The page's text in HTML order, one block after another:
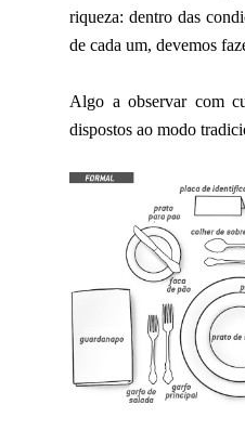
riqueza: dentro das
de cada um, devemos
Algo a observar com
dispostos ao modo